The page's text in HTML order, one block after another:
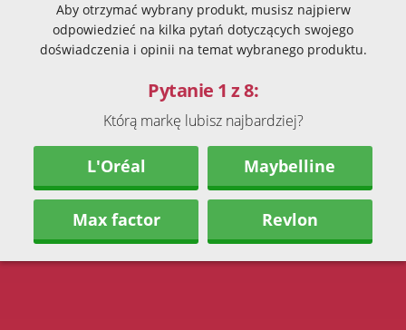
Aby otrzymać wybrany produkt, musisz najpierw
odpowiedzieć na kilka pytań dotyczących swojego
doświadczenia i opinii na temat wybranego produktu.
Pytanie 1 z 8:
Którą markę lubisz najbardziej?
L'Oréal Maybelline
Max factor Revlon